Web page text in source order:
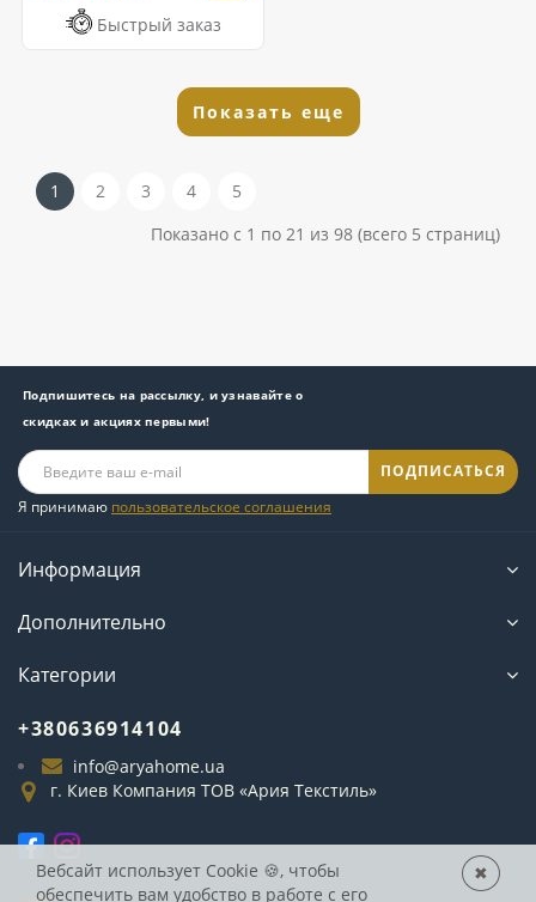
Быстрый заказ
Показать еще
1 2 3 4
5
Показано с 1 по 21 из 98 (всего 5 страниц)
Подпишитесь на рассылку, и узнавайте о
скидках и акциях первыми!
ПОДПИСАТЬСЯ
Я принимаю пользовательское соглашения
Информация
Дополнительно
Категории
+380636914104
info@aryahome.ua
г. Киев Компания ТОВ «Ария Текстиль»
Вебсайт использует Cookie 🍪, чтобы
обеспечить вам удобство в работе с его
✖